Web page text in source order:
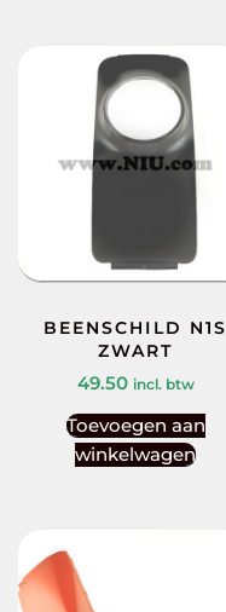
BEENSCHILD N1S
ZWART
49.50 incl. btw
Toevoegen aan
winkelwagen